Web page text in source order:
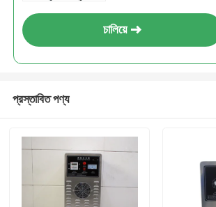
চালিয়ে
প্রস্তাবিত পণ্য